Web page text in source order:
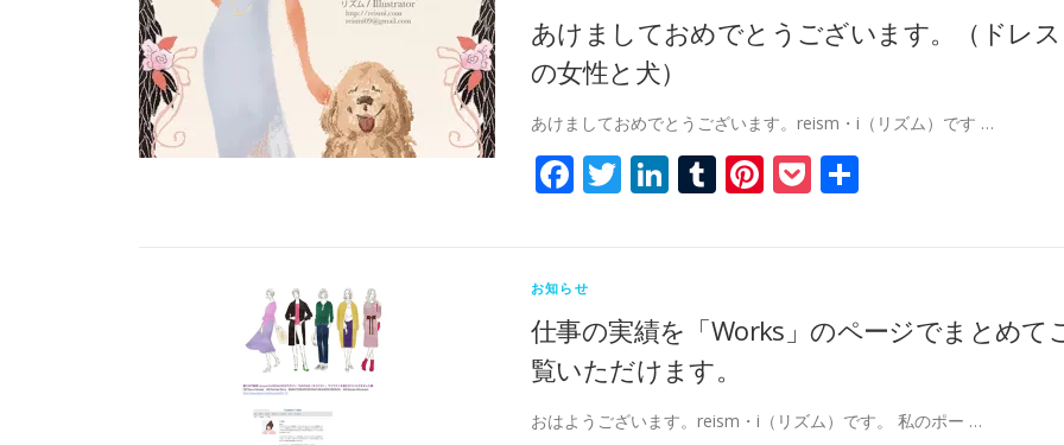
あけましておめでとうございます。（ドレス
の女性と犬）
あけましておめでとうございます。reism・i（リズム）です …
Facebook
Twitter
LinkedIn
Tumblr
Pinterest
Pocket
お知らせ
仕事の実績を「Works」のページでまとめて
覧いただけます。
おはようございます。reism・i（リズム）です。 私のポー …